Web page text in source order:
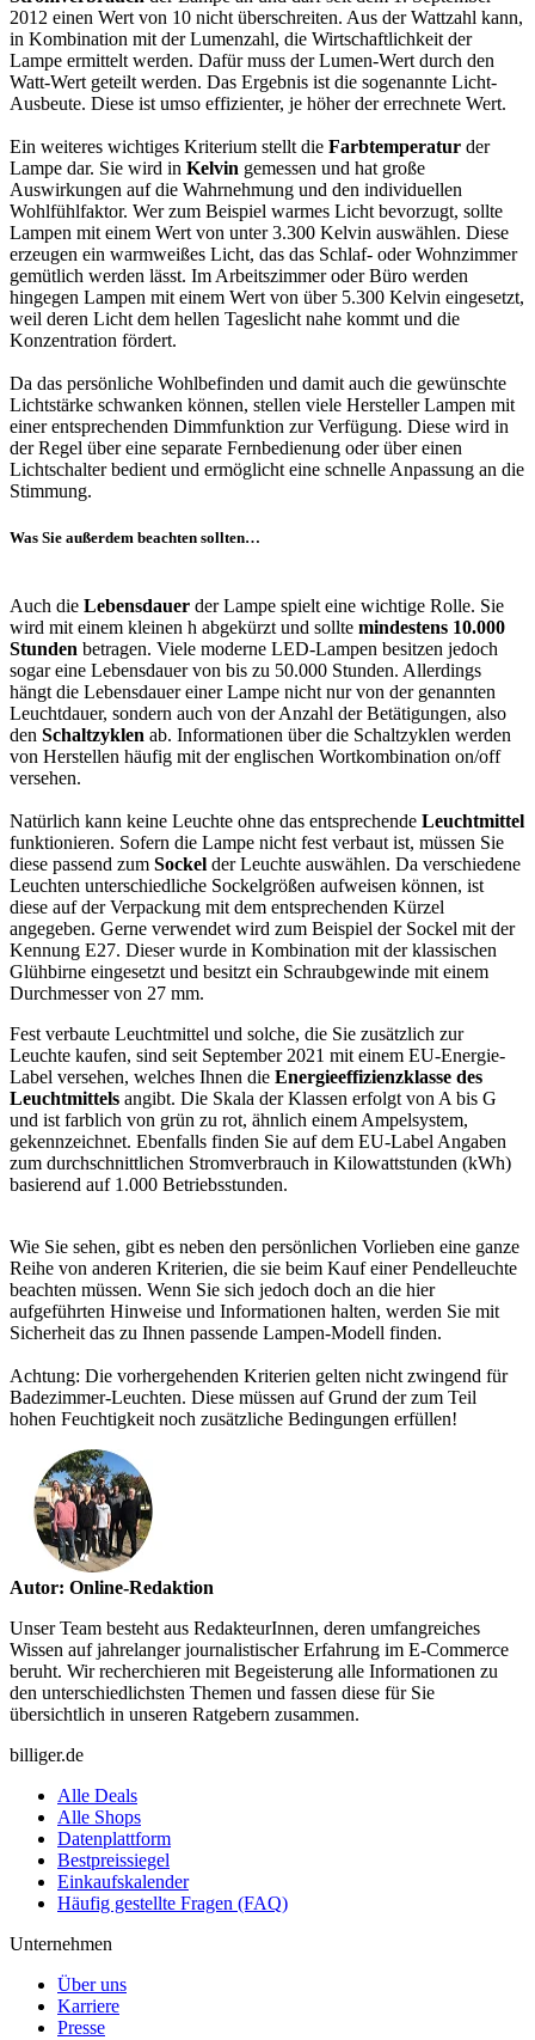
2012 einen Wert von 10 nicht überschreiten. Aus der Wattzahl kann,
in Kombination mit der Lumenzahl, die Wirtschaftlichkeit der
Lampe ermittelt werden. Dafür muss der Lumen-Wert durch den
Watt-Wert geteilt werden. Das Ergebnis ist die sogenannte Licht-
Ausbeute. Diese ist umso effizienter, je höher der errechnete Wert.
Ein weiteres wichtiges Kriterium stellt die Farbtemperatur der
Lampe dar. Sie wird in Kelvin gemessen und hat große
Auswirkungen auf die Wahrnehmung und den individuellen
Wohlfühlfaktor. Wer zum Beispiel warmes Licht bevorzugt, sollte
Lampen mit einem Wert von unter 3.300 Kelvin auswählen. Diese
erzeugen ein warmweißes Licht, das das Schlaf- oder Wohnzimmer
gemütlich werden lässt. Im Arbeitszimmer oder Büro werden
hingegen Lampen mit einem Wert von über 5.300 Kelvin eingesetzt,
weil deren Licht dem hellen Tageslicht nahe kommt und die
Konzentration fördert.
Da das persönliche Wohlbefinden und damit auch die gewünschte
Lichtstärke schwanken können, stellen viele Hersteller Lampen mit
einer entsprechenden Dimmfunktion zur Verfügung. Diese wird in
der Regel über eine separate Fernbedienung oder über einen
Lichtschalter bedient und ermöglicht eine schnelle Anpassung an die
Stimmung.
Was Sie außerdem beachten sollten…
Auch die Lebensdauer der Lampe spielt eine wichtige Rolle. Sie
wird mit einem kleinen h abgekürzt und sollte mindestens 10.000
Stunden betragen. Viele moderne LED-Lampen besitzen jedoch
sogar eine Lebensdauer von bis zu 50.000 Stunden. Allerdings
hängt die Lebensdauer einer Lampe nicht nur von der genannten
Leuchtdauer, sondern auch von der Anzahl der Betätigungen, also
den Schaltzyklen ab. Informationen über die Schaltzyklen werden
von Herstellen häufig mit der englischen Wortkombination on/off
versehen.
Natürlich kann keine Leuchte ohne das entsprechende Leuchtmittel
funktionieren. Sofern die Lampe nicht fest verbaut ist, müssen Sie
diese passend zum Sockel der Leuchte auswählen. Da verschiedene
Leuchten unterschiedliche Sockelgrößen aufweisen können, ist
diese auf der Verpackung mit dem entsprechenden Kürzel
angegeben. Gerne verwendet wird zum Beispiel der Sockel mit der
Kennung E27. Dieser wurde in Kombination mit der klassischen
Glühbirne eingesetzt und besitzt ein Schraubgewinde mit einem
Durchmesser von 27 mm.
Fest verbaute Leuchtmittel und solche, die Sie zusätzlich zur
Leuchte kaufen, sind seit September 2021 mit einem EU-Energie-
Label versehen, welches Ihnen die Energieeffizienzklasse des
Leuchtmittels angibt. Die Skala der Klassen erfolgt von A bis G
und ist farblich von grün zu rot, ähnlich einem Ampelsystem,
gekennzeichnet. Ebenfalls finden Sie auf dem EU-Label Angaben
zum durchschnittlichen Stromverbrauch in Kilowattstunden (kWh)
basierend auf 1.000 Betriebsstunden.
Wie Sie sehen, gibt es neben den persönlichen Vorlieben eine ganze
Reihe von anderen Kriterien, die sie beim Kauf einer Pendelleuchte
beachten müssen. Wenn Sie sich jedoch doch an die hier
aufgeführten Hinweise und Informationen halten, werden Sie mit
Sicherheit das zu Ihnen passende Lampen-Modell finden.
Achtung: Die vorhergehenden Kriterien gelten nicht zwingend für
Badezimmer-Leuchten. Diese müssen auf Grund der zum Teil
hohen Feuchtigkeit noch zusätzliche Bedingungen erfüllen!
Autor: Online-Redaktion
Unser Team besteht aus RedakteurInnen, deren umfangreiches
Wissen auf jahrelanger journalistischer Erfahrung im E-Commerce
beruht. Wir recherchieren mit Begeisterung alle Informationen zu
den unterschiedlichsten Themen und fassen diese für Sie
übersichtlich in unseren Ratgebern zusammen.
billiger.de
Alle Deals
Alle Shops
Datenplattform
Bestpreissiegel
Einkaufskalender
Häufig gestellte Fragen (FAQ)
Unternehmen
Über uns
Karriere
Presse